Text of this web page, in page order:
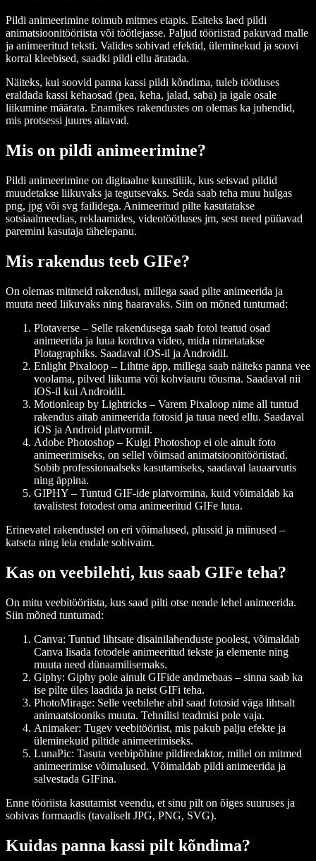
Pildi animeerimine toimub mitmes etapis. Esiteks laed pildi
animatsioonitööriista või töötlejasse. Paljud tööriistad pakuvad malle
ja animeeritud teksti. Valides sobivad efektid, üleminekud ja soovi
korral kleebised, saadki pildi ellu äratada.
Näiteks, kui soovid panna kassi pildi kõndima, tuleb töötluses
eraldada kassi kehaosad (pea, keha, jalad, saba) ja igale osale
liikumine määrata. Enamikes rakendustes on olemas ka juhendid,
mis protsessi juures aitavad.
Mis on pildi animeerimine?
Pildi animeerimine on digitaalne kunstiliik, kus seisvad pildid
muudetakse liikuvaks ja tegutsevaks. Seda saab teha muu hulgas
png, jpg või svg failidega. Animeeritud pilte kasutatakse
sotsiaalmeedias, reklaamides, videotöötluses jm, sest need püüavad
paremini kasutaja tähelepanu.
Mis rakendus teeb GIFe?
On olemas mitmeid rakendusi, millega saad pilte animeerida ja
muuta need liikuvaks ning haaravaks. Siin on mõned tuntumad:
Plotaverse – Selle rakendusega saab fotol teatud osad
animeerida ja luua korduva video, mida nimetatakse
Plotagraphiks. Saadaval iOS-il ja Androidil.
Enlight Pixaloop – Lihtne äpp, millega saab näiteks panna vee
voolama, pilved liikuma või kohviauru tõusma. Saadaval nii
iOS-il kui Androidil.
Motionleap by Lightricks – Varem Pixaloop nime all tuntud
rakendus aitab animeerida fotosid ja tuua need ellu. Saadaval
iOS ja Android platvormil.
Adobe Photoshop – Kuigi Photoshop ei ole ainult foto
animeerimiseks, on sellel võimsad animatsioonitööriistad.
Sobib professionaalseks kasutamiseks, saadaval lauaarvutis
ning äppina.
GIPHY – Tuntud GIF-ide platvormina, kuid võimaldab ka
tavalistest fotodest oma animeeritud GIFe luua.
Erinevatel rakendustel on eri võimalused, plussid ja miinused –
katseta ning leia endale sobivaim.
Kas on veebilehti, kus saab GIFe teha?
On mitu veebitööriista, kus saad pilti otse nende lehel animeerida.
Siin mõned tuntumad:
Canva: Tuntud lihtsate disainilahenduste poolest, võimaldab
Canva lisada fotodele animeeritud tekste ja elemente ning
muuta need dünaamilisemaks.
Giphy: Giphy pole ainult GIFide andmebaas – sinna saab ka
ise pilte üles laadida ja neist GIFi teha.
PhotoMirage: Selle veebilehe abil saad fotosid väga lihtsalt
animaatsiooniks muuta. Tehnilisi teadmisi pole vaja.
Animaker: Tugev veebitööriist, mis pakub palju efekte ja
üleminekuid piltide animeerimiseks.
LunaPic: Tasuta veebipõhine pildiredaktor, millel on mitmed
animeerimise võimalused. Võimaldab pildi animeerida ja
salvestada GIFina.
Enne tööriista kasutamist veendu, et sinu pilt on õiges suuruses ja
sobivas formaadis (tavaliselt JPG, PNG, SVG).
Kuidas panna kassi pilt kõndima?